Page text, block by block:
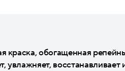
краска, обогащенная
восстанавливает